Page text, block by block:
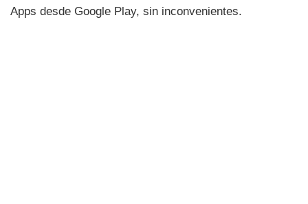
Apps desde Google Play, sin inconvenientes.